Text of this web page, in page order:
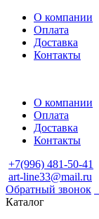
О компании
Оплата
Доставка
Контакты
О компании
Оплата
Доставка
Контакты
+7(996) 481-50-41
art-line33@mail.ru
Обратный звонок
Каталог